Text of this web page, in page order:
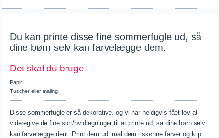
Du kan printe disse fine sommerfugle ud, så
dine børn selv kan farvelægge dem.
Det skal du bruge
Papir
Tuscher eller maling
Disse sommerfugle er så dekorative, og vi har heldigvis fået lov at
videregive de fine sort/hvidtegninger til at printe ud, så dine børn selv
kan farvelægge dem. Print dem ud, mal dem i skønne farver og klip